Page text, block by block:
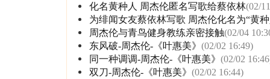
化名黄种人 周杰伦匿名写歌给蔡依林(02/
为绯闻女友蔡依林写歌 周杰伦化名为“黄
周杰伦与青鸟健身教练亲密接触(02/04
东风破-周杰伦-《叶惠美》 (02/02 16:49)
同一种调调-周杰伦-《叶惠美》 (02/02
双刀-周杰伦-《叶惠美》 (02/02 16:44)